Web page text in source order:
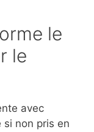
le
le
avec
non pris en